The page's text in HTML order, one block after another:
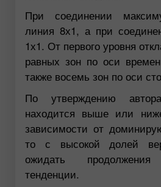
При соединении
линия 8х1, а при
1х1. От первого уровня
равных зон по оси
также восемь зон по оси
По утверждению
находится выше или
зависимости от
то с высокой долей
ожидать
тенденции.